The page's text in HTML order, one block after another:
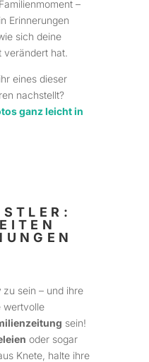
–
Erinnerungen
sich deine
verändert hat.
eines dieser
nachstellt?
ganz leicht in
zu sein – und ihre
wertvolle
sein!
oder sogar
Knete, halte ihre